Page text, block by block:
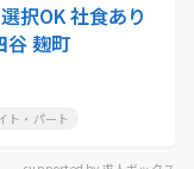
択OK 社食あり
谷 麹町
ト・パート